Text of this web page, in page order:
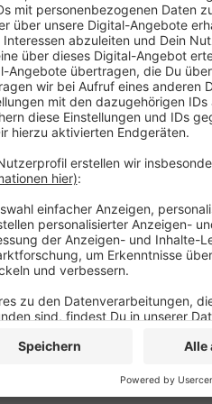
Um kurz vor 3
Bewohner
verlassen. Die
Unbekannten
Spezialisten des
gesprengten
Anzeige